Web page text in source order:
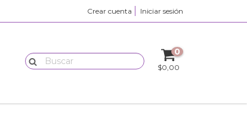
Crear cuenta Iniciar sesión
0
$0,00